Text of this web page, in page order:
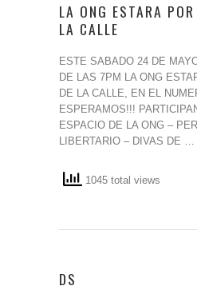
LA ONG ESTARA
LA CALLE
ESTE SABADO 24 DE
DE LAS 7PM LA ONG
DE LA CALLE, EN EL
ESPERAMOS!!!
ESPACIO DE LA ONG –
LIBERTARIO – DIVAS DE …
1045 total views
DS